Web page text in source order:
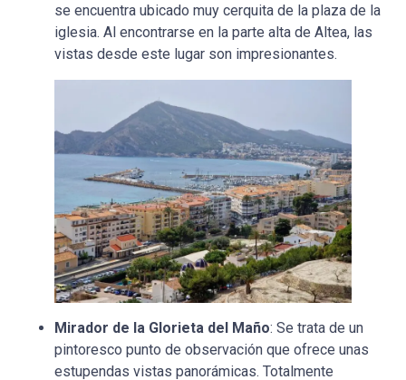
se encuentra ubicado muy cerquita de la plaza de la
iglesia. Al encontrarse en la parte alta de Altea, las
vistas desde este lugar son impresionantes.
Mirador de la Glorieta del Maño: Se trata de un
pintoresco punto de observación que ofrece unas
estupendas vistas panorámicas. Totalmente